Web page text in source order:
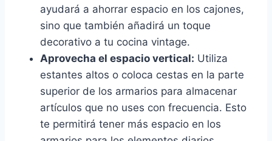
ayudará a ahorrar espacio en los cajones,
sino que también añadirá un toque
decorativo a tu cocina vintage.
Aprovecha el espacio vertical: Utiliza
estantes altos o coloca cestas en la parte
superior de los armarios para almacenar
artículos que no uses con frecuencia. Esto
te permitirá tener más espacio en los